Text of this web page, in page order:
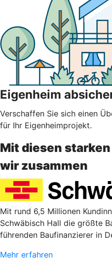
Eigenheim
Verschaffen Sie sich einen
für Ihr Eigenheimprojekt.
Mit diesen
wir zusammen
Mit rund 6,5 Millionen
Schwäbisch Hall die größte
führenden Baufinanzierer in
Mehr erfahren